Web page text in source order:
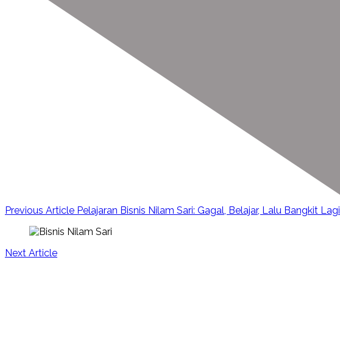
Previous Article Pelajaran Bisnis Nilam Sari: Gagal, Belajar, Lalu Bangkit Lagi
Next Article